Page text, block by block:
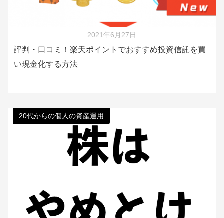
2021年6月27日
評判・口コミ！楽天ポイントでおすすめ投資信託を買
い現金化する方法
20代からの個人の資産運用